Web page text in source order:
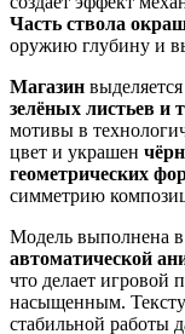
Часть ствола
оружию глубину и
Магазин
зелёных листьев и
мотивы в
цвет и украшен
геометрических
симметрию
Модель выполнена в
автоматической
что делает игровой
насыщенным.
стабильной работы